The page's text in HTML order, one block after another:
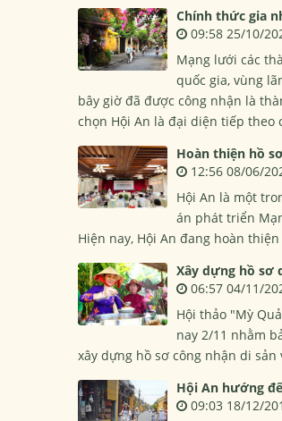
Chính thức gia
09:58 25/10/
Mạng lưới các
quốc gia, vùng
bây giờ đã được công nhận là
chọn Hội An là đại diện tiếp theo
Hoàn thiện hồ
12:56 08/06/
Hội An là một
án phát triển
Hiện nay, Hội An đang hoàn
Xây dựng hồ sơ
06:57 04/11/
Hội thảo "Mỳ
nay 2/11 nhằm
xây dựng hồ sơ công nhận di
Hội An hướng
09:03 18/12/